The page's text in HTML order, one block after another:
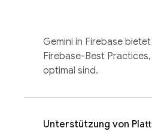
Gemini in Firebase bietet
Firebase-Best
optimal sind.
Unterstützung von